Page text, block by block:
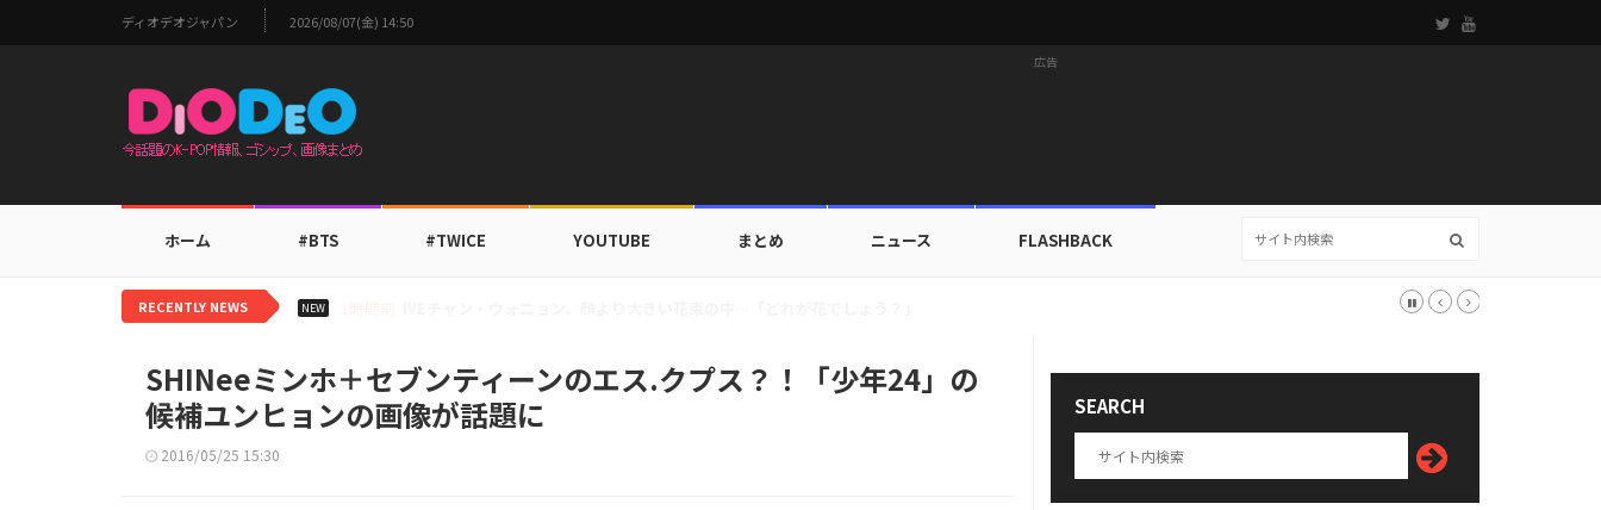
ディオデオジャパン 2026/08/07(金) 14:50
広告
ホーム #BTS #TWICE YOUTUBE まとめ ニュース FLASHBACK
RECENTLY NEWS NEW
SHINeeミンホ＋セブンティーンのエス.クプス？！「少年24」の
候補ユンヒョンの画像が話題に
2016/05/25 15:30
SEARCH